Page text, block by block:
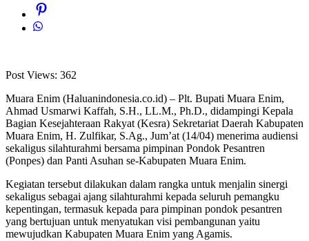
Post Views: 362
Muara Enim (Haluanindonesia.co.id) – Plt. Bupati Muara Enim,
Ahmad Usmarwi Kaffah, S.H., LL.M., Ph.D., didampingi Kepala
Bagian Kesejahteraan Rakyat (Kesra) Sekretariat Daerah Kabupaten
Muara Enim, H. Zulfikar, S.Ag., Jum’at (14/04) menerima audiensi
sekaligus silahturahmi bersama pimpinan Pondok Pesantren
(Ponpes) dan Panti Asuhan se-Kabupaten Muara Enim.
Kegiatan tersebut dilakukan dalam rangka untuk menjalin sinergi
sekaligus sebagai ajang silahturahmi kepada seluruh pemangku
kepentingan, termasuk kepada para pimpinan pondok pesantren
yang bertujuan untuk menyatukan visi pembangunan yaitu
mewujudkan Kabupaten Muara Enim yang Agamis.